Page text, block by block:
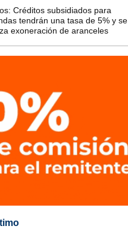
Créditos subsidiados para
tendrán una tasa de 5% y se
exoneración de aranceles